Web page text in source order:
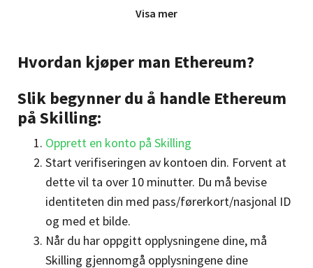
Hvordan kjøpe Ethereum med Swish?
Hvordan kjøpe Ethereum med tredjepartsløsninger (Klarna,
Hvorfor investere i Ethereum?
Smartkontrakter og desentraliserte applikasjoner (DApps)
Potensial for fremtidig vekst
Muligheter og risiko ved Ethereum
Hvordan kjøpe Ethereum i Norge?
Visa mer
Hvordan kjøper man Ethereum?
Slik begynner du å handle Ethereum
på Skilling:
Opprett en konto på Skilling
Start verifiseringen av kontoen din. Forvent at
dette vil ta over 10 minutter. Du må bevise
identiteten din med pass/førerkort/nasjonal ID
og med et bilde.
Når du har oppgitt opplysningene dine, må
Skilling gjennomgå opplysningene dine